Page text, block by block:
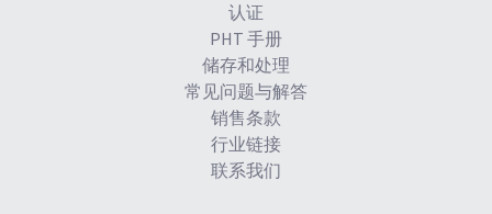
认证
PHT 手册
储存和处理
常见问题与解答
销售条款
行业链接
联系我们